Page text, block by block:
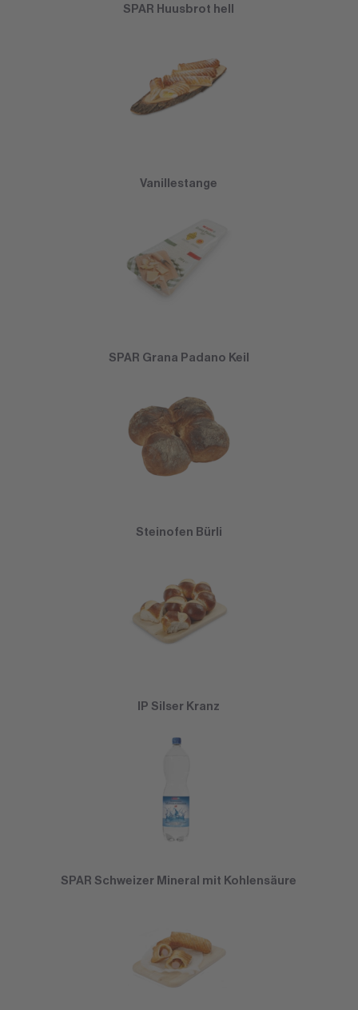
SPAR Huusbrot hell
Vanillestange
SPAR Grana Padano Keil
Steinofen Bürli
IP Silser Kranz
SPAR Schweizer Mineral mit Kohlensäure